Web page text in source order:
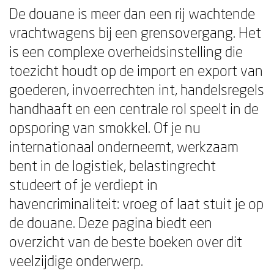
De douane is meer dan een rij wachtende
vrachtwagens bij een grensovergang. Het
is een complexe overheidsinstelling die
toezicht houdt op de import en export van
goederen, invoerrechten int, handelsregels
handhaaft en een centrale rol speelt in de
opsporing van smokkel. Of je nu
internationaal onderneemt, werkzaam
bent in de logistiek, belastingrecht
studeert of je verdiept in
havencriminaliteit: vroeg of laat stuit je op
de douane. Deze pagina biedt een
overzicht van de beste boeken over dit
veelzijdige onderwerp.